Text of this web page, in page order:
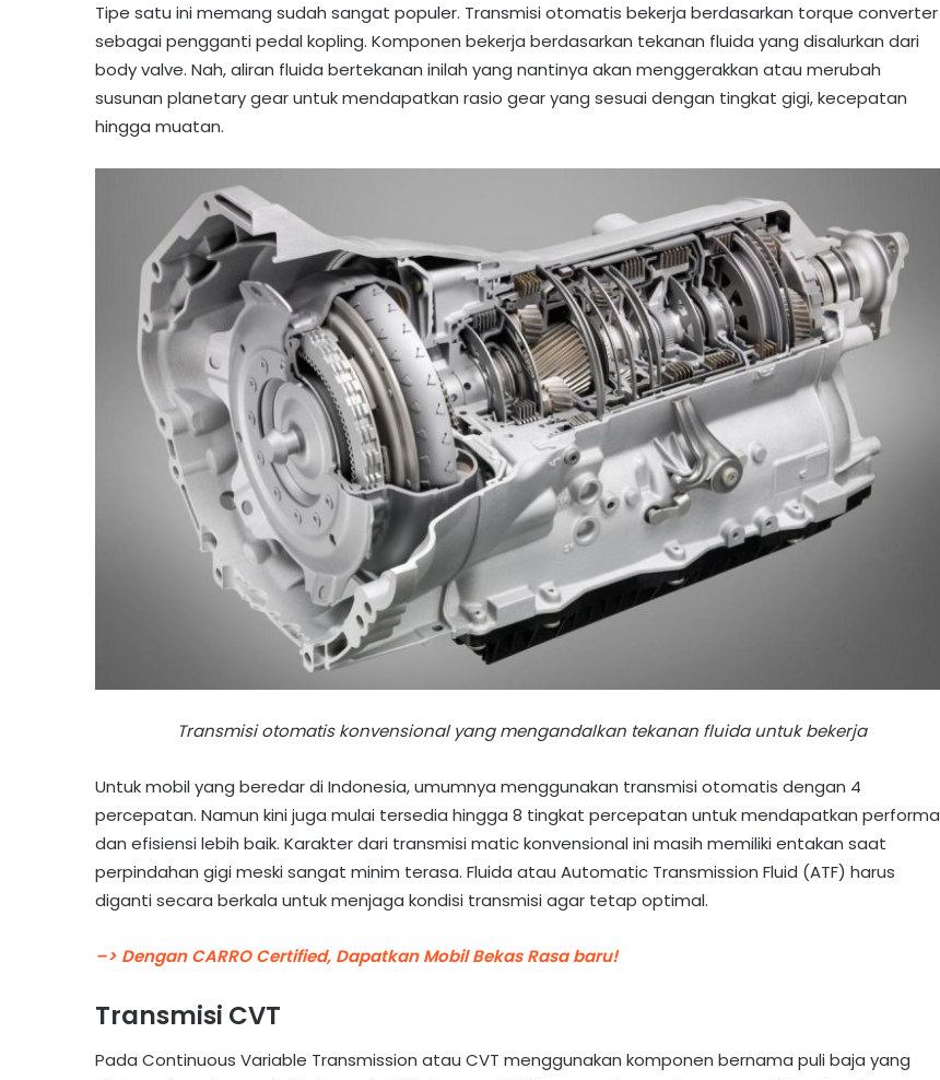
Tipe satu ini memang sudah sangat populer. Transmisi otomatis bekerja berdasarkan torque converter
sebagai pengganti pedal kopling. Komponen bekerja berdasarkan tekanan fluida yang disalurkan dari
body valve. Nah, aliran fluida bertekanan inilah yang nantinya akan menggerakkan atau merubah
susunan planetary gear untuk mendapatkan rasio gear yang sesuai dengan tingkat gigi, kecepatan
hingga muatan.
Transmisi otomatis konvensional yang mengandalkan tekanan fluida untuk bekerja
Untuk mobil yang beredar di Indonesia, umumnya menggunakan transmisi otomatis dengan 4
percepatan. Namun kini juga mulai tersedia hingga 8 tingkat percepatan untuk mendapatkan performa
dan efisiensi lebih baik. Karakter dari transmisi matic konvensional ini masih memiliki entakan saat
perpindahan gigi meski sangat minim terasa. Fluida atau Automatic Transmission Fluid (ATF) harus
diganti secara berkala untuk menjaga kondisi transmisi agar tetap optimal.
–> Dengan CARRO Certified, Dapatkan Mobil Bekas Rasa baru!
Transmisi CVT
Pada Continuous Variable Transmission atau CVT menggunakan komponen bernama puli baja yang